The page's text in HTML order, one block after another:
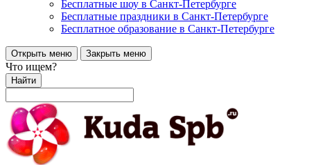
Бесплатные шоу в Санкт-Петербурге
Бесплатные праздники в Санкт-Петербурге
Бесплатное образование в Санкт-Петербурге
Открыть меню Закрыть меню
Что ищем?
Найти